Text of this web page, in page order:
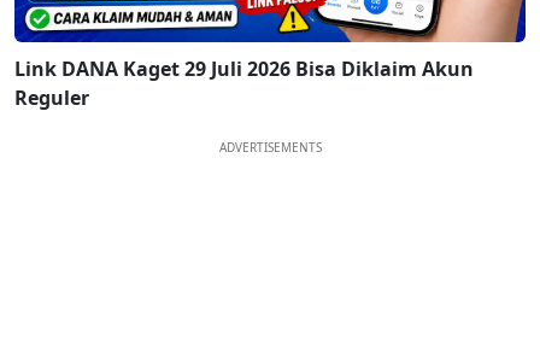
Link DANA Kaget 29 Juli 2026 Bisa Diklaim Akun
Reguler
ADVERTISEMENTS